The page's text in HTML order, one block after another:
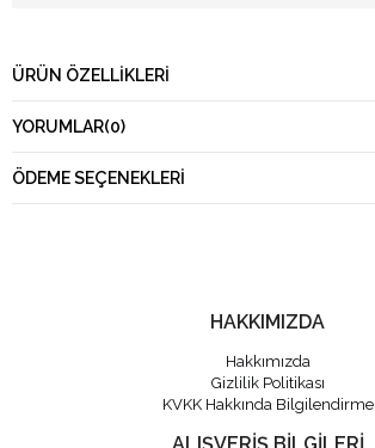
ÜRÜN ÖZELLIKLERI
YORUMLAR(0)
ÖDEME SEÇENEKLERI
HAKKIMIZDA
Hakkımızda
Gizlilik Politikası
KVKK Hakkında Bilgilendirme